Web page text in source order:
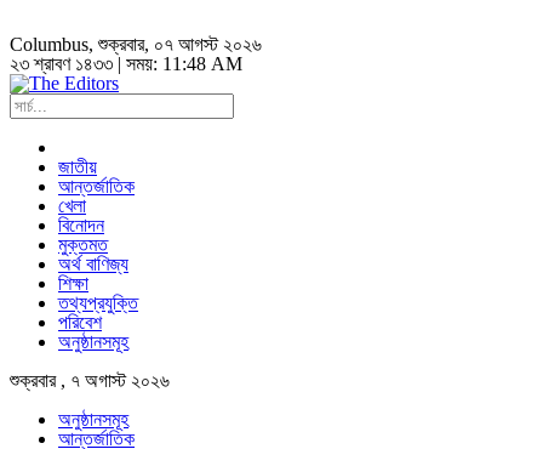
Columbus, শুক্রবার, ০৭ আগস্ট ২০২৬
২৩ শ্রাবণ ১৪৩৩ | সময়: 11:48 AM
জাতীয়
আন্তর্জাতিক
খেলা
বিনোদন
মুক্তমত
অর্থ বাণিজ্য
শিক্ষা
তথ্যপ্রযুক্তি
পরিবেশ
অনুষ্ঠানসমূহ
শুক্রবার , ৭ অগাস্ট ২০২৬
অনুষ্ঠানসমূহ
আন্তর্জাতিক